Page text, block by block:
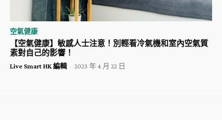
空氣健康
【空氣健康】敏感人士注意！別輕看冷氣機和室內空氣質
素對自己的影響！
Live Smart HK 編輯 - 2023 年 4 月 22 日